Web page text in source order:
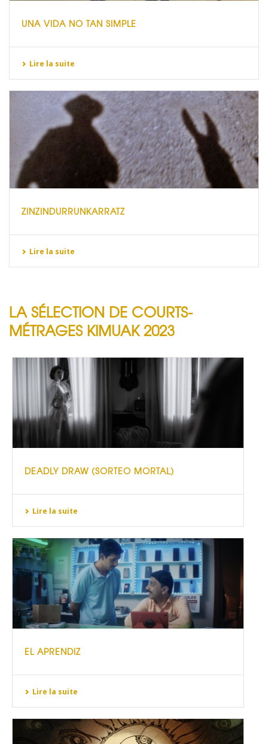
UNA VIDA NO TAN SIMPLE
Lire la suite
ZINZINDURRUNKARRATZ
Lire la suite
LA SÉLECTION DE COURTS-
MÉTRAGES KIMUAK 2023
DEADLY DRAW (SORTEO MORTAL)
Lire la suite
EL APRENDIZ
Lire la suite